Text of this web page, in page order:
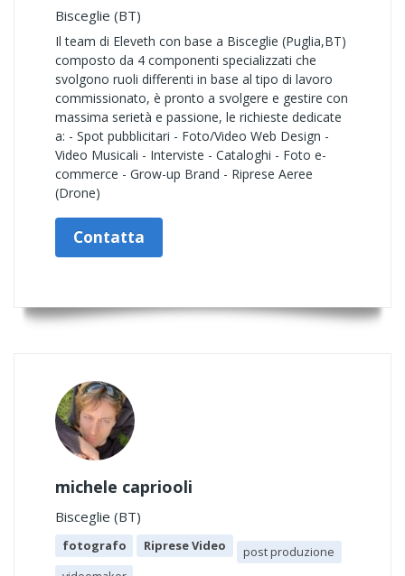
Bisceglie (BT)
Il team di Eleveth con base a Bisceglie (Puglia,BT)
composto da 4 componenti specializzati che
svolgono ruoli differenti in base al tipo di lavoro
commissionato, è pronto a svolgere e gestire con
massima serietà e passione, le richieste dedicate
a: - Spot pubblicitari - Foto/Video Web Design -
Video Musicali - Interviste - Cataloghi - Foto e-
commerce - Grow-up Brand - Riprese Aeree
(Drone)
Contatta
michele capriooli
Bisceglie (BT)
fotografo Riprese Video
post produzione